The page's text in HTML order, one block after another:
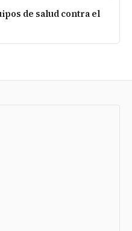
de salud contra el